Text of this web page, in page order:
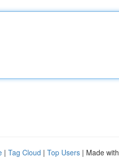
| Tag Cloud | Top Users | Made with